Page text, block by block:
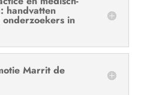
handvatten
in
Marrit de